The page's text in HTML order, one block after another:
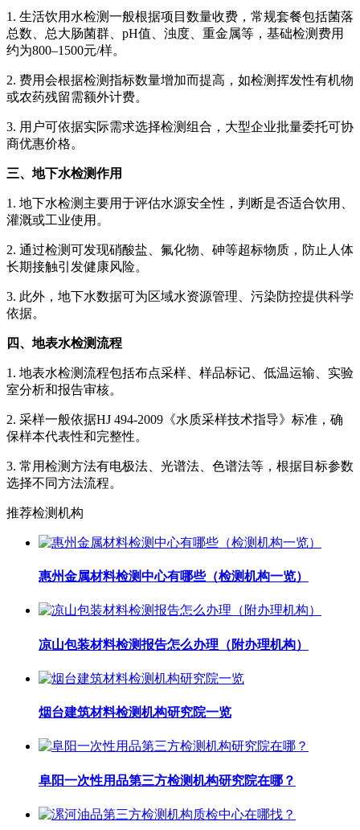
1. 生活饮用水检测一般根据项目数量收费，常规套餐包括菌落
总数、总大肠菌群、pH值、浊度、重金属等，基础检测费用
约为800–1500元/样。
2. 费用会根据检测指标数量增加而提高，如检测挥发性有机物
或农药残留需额外计费。
3. 用户可依据实际需求选择检测组合，大型企业批量委托可协
商优惠价格。
三、地下水检测作用
1. 地下水检测主要用于评估水源安全性，判断是否适合饮用、
灌溉或工业使用。
2. 通过检测可发现硝酸盐、氟化物、砷等超标物质，防止人体
长期接触引发健康风险。
3. 此外，地下水数据可为区域水资源管理、污染防控提供科学
依据。
四、地表水检测流程
1. 地表水检测流程包括布点采样、样品标记、低温运输、实验
室分析和报告审核。
2. 采样一般依据HJ 494-2009《水质采样技术指导》标准，确
保样本代表性和完整性。
3. 常用检测方法有电极法、光谱法、色谱法等，根据目标参数
选择不同方法流程。
推荐检测机构
惠州金属材料检测中心有哪些（检测机构一览）
凉山包装材料检测报告怎么办理（附办理机构）
烟台建筑材料检测机构研究院一览
阜阳一次性用品第三方检测机构研究院在哪？